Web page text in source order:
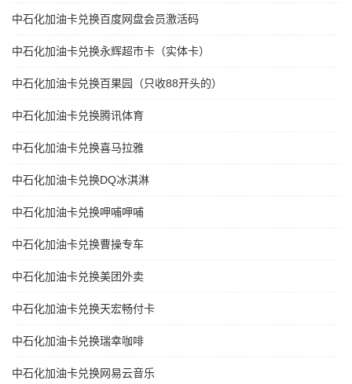
中石化加油卡兑换百度网盘会员激活码
中石化加油卡兑换永辉超市卡（实体卡）
中石化加油卡兑换百果园（只收88开头的）
中石化加油卡兑换腾讯体育
中石化加油卡兑换喜马拉雅
中石化加油卡兑换DQ冰淇淋
中石化加油卡兑换呷哺呷哺
中石化加油卡兑换曹操专车
中石化加油卡兑换美团外卖
中石化加油卡兑换天宏畅付卡
中石化加油卡兑换瑞幸咖啡
中石化加油卡兑换网易云音乐